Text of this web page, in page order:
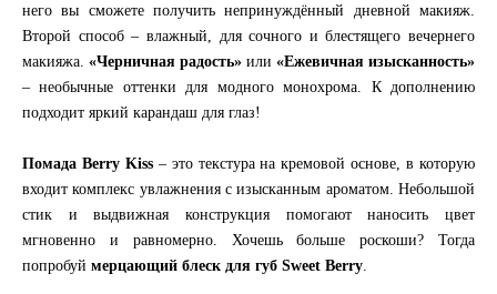
него вы сможете получить непринуждённый дневной макияж.
Второй способ – влажный, для сочного и блестящего вечернего
макияжа. «Черничная радость» или «Ежевичная изысканность»
– необычные оттенки для модного монохрома. К дополнению
подходит яркий карандаш для глаз!
Помада Berry Kiss– это текстура на кремовой основе, в которую
входит комплекс увлажнения с изысканным ароматом. Небольшой
стик и выдвижная конструкция помогают наносить цвет
мгновенно и равномерно. Хочешь больше роскоши? Тогда
попробуй мерцающий блеск для губ Sweet Berry